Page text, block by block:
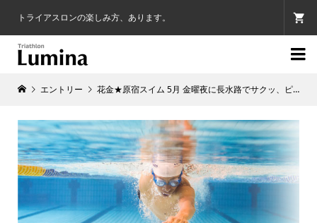
トライアスロンの楽しみ方、あります。

エントリー 花金★原宿スイム 5月 金曜夜に長水路でサクッ、ピリッスイム